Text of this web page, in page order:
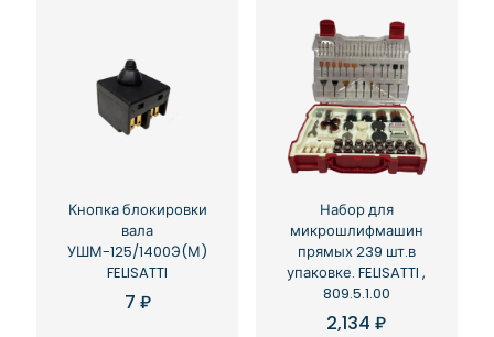
Кнопка блокировки
вала
УШМ-125/1400Э(М)
FELISATTI
7 ₽
Набор для
микрошлифмашин
прямых 239 шт.в
упаковке. FELISATTI ,
809.5.1.00
2,134₽